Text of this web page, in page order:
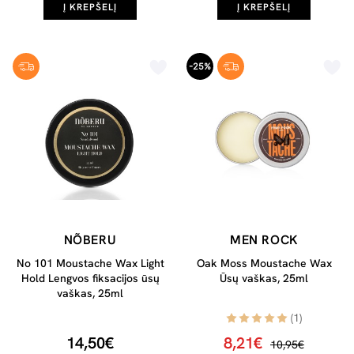
Į KREPŠELĮ Į KREPŠELĮ
NÕBERU
No 101 Moustache Wax Light
Hold Lengvos fiksacijos ūsų
vaškas, 25ml
14,50€
-25%
MEN ROCK
Oak Moss Moustache Wax
Ūsų vaškas, 25ml
(1)
8,21€ 10,95€